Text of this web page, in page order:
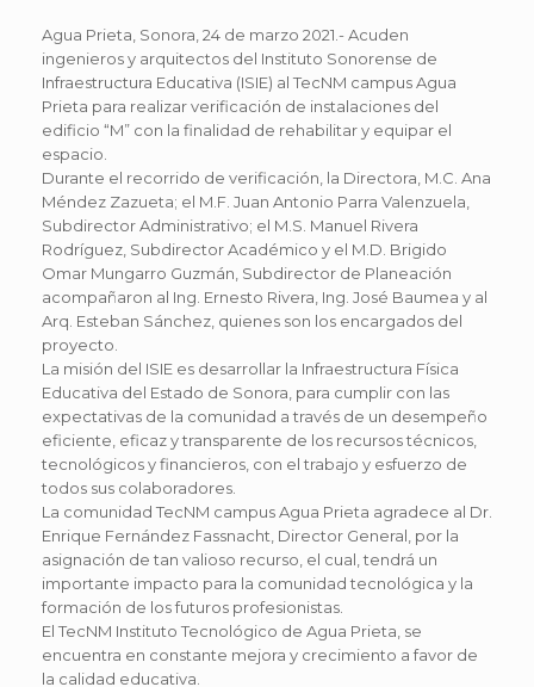
Agua Prieta, Sonora, 24 de marzo 2021.- Acuden
ingenieros y arquitectos del Instituto Sonorense de
Infraestructura Educativa (ISIE) al TecNM campus Agua
Prieta para realizar verificación de instalaciones del
edificio “M” con la finalidad de rehabilitar y equipar el
espacio.
Durante el recorrido de verificación, la Directora, M.C. Ana
Méndez Zazueta; el M.F. Juan Antonio Parra Valenzuela,
Subdirector Administrativo; el M.S. Manuel Rivera
Rodríguez, Subdirector Académico y el M.D. Brigido
Omar Mungarro Guzmán, Subdirector de Planeación
acompañaron al Ing. Ernesto Rivera, Ing. José Baumea y al
Arq. Esteban Sánchez, quienes son los encargados del
proyecto.
La misión del ISIE es desarrollar la Infraestructura Física
Educativa del Estado de Sonora, para cumplir con las
expectativas de la comunidad a través de un desempeño
eficiente, eficaz y transparente de los recursos técnicos,
tecnológicos y financieros, con el trabajo y esfuerzo de
todos sus colaboradores.
La comunidad TecNM campus Agua Prieta agradece al Dr.
Enrique Fernández Fassnacht, Director General, por la
asignación de tan valioso recurso, el cual, tendrá un
importante impacto para la comunidad tecnológica y la
formación de los futuros profesionistas.
El TecNM Instituto Tecnológico de Agua Prieta, se
encuentra en constante mejora y crecimiento a favor de
la calidad educativa.